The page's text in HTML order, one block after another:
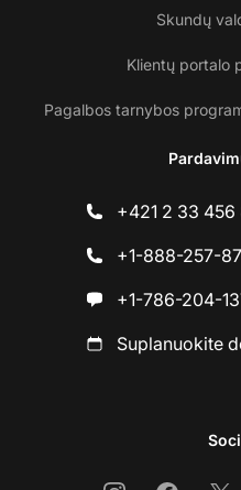
Skundų
Klientų portalo
Pagalbos tarnybos
+421 2 33 456
+1-888-257-
+1-786-204-
Suplanuokite